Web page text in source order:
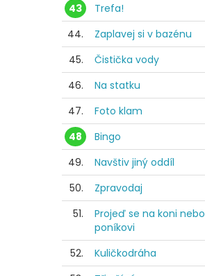
43
Trefa!
44.
Zaplavej si v bazénu
45.
Čistička vody
46.
Na statku
47.
Foto klam
48
Bingo
49.
Navštiv jiný oddíl
50.
Zpravodaj
51.
Projeď se na koni nebo
poníkovi
52.
Kuličkodráha